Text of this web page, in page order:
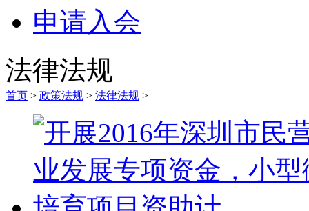
申请入会
法律法规
首页 > 政策法规 > 法律法规 >